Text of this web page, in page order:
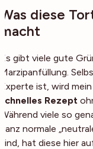
Was diese
macht
Es gibt viele gute
Marzipanfüllung.
Experte ist, wird
schnelles Rezept
Während viele so
ganz normale
sind, hat diese hier